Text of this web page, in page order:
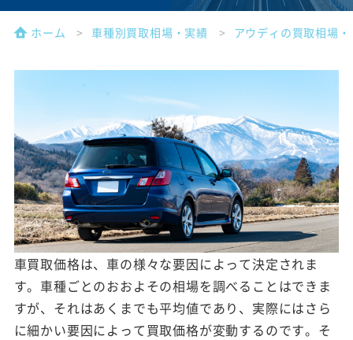
ホーム 車種別買取相場・実績 アウディの買取相場
車買取価格は、車の様々な要因によって決定されま
す。車種ごとのおおよその相場を調べることはできま
すが、それはあくまでも平均値であり、実際にはさら
に細かい要因によって買取価格が変動するのです。そ